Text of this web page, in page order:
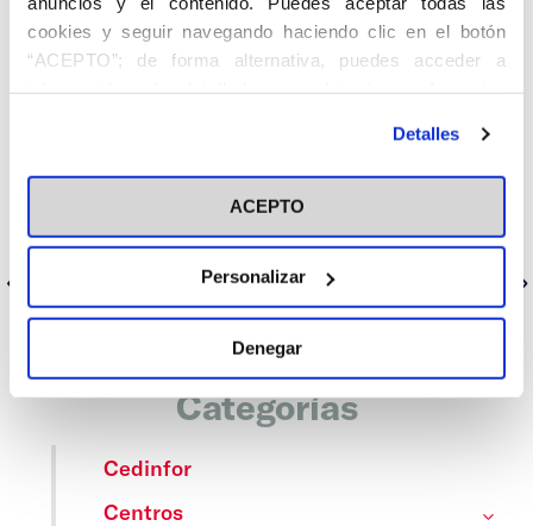
cookies y seguir navegando haciendo clic en el botón
“ACEPTO”; de forma alternativa, puedes acceder a
información más detallada y cambiar tus preferencias
en el botón "Personalizar". Para más información puedes
visitar nuestra Política de Cookies
Detalles
ACEPTO
Personalizar
Denegar
Cuando vienen curvas, ¿metes la cabeza bajo tierra o encaras el
desafío de frente? Dicen que a los avestruces les tira la primera
De esta intuición nace El Efecto Avestruz: una serie de
pelos en la lengua, pero con el humor y la esperanza por
bandera. ¿Te sumas?
Categorías
Cedinfor
Centros